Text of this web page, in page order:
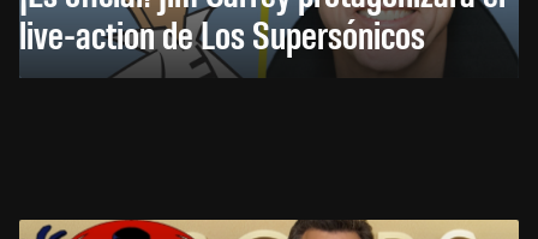
live-action de Los Supersónicos